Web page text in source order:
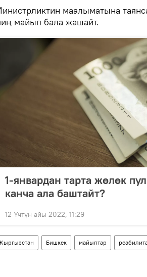
маалыматына
майып бала жашайт.
1-январдан тарта жөлөк
канча ала баштайт?
12 Үчтүн айы 2022, 11:29
Кыргызстан Бишкек майыптар